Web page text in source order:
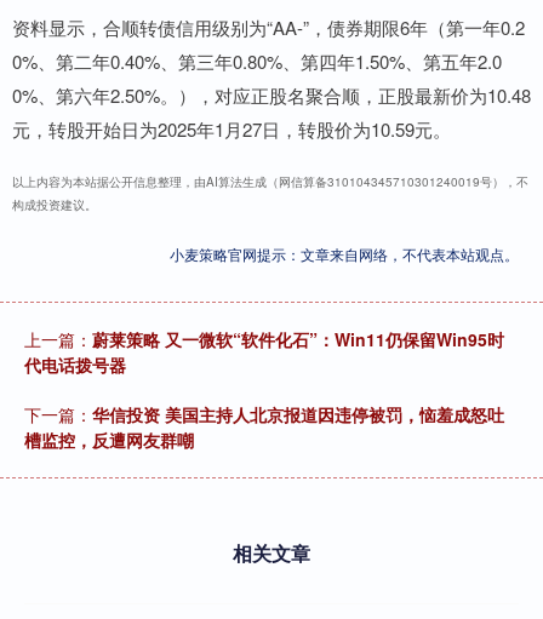
资料显示，合顺转债信用级别为“AA-”，债券期限6年（第一年0.2
0%、第二年0.40%、第三年0.80%、第四年1.50%、第五年2.0
0%、第六年2.50%。），对应正股名聚合顺，正股最新价为10.48
元，转股开始日为2025年1月27日，转股价为10.59元。
以上内容为本站据公开信息整理，由AI算法生成（网信算备310104345710301240019号），不
构成投资建议。
小麦策略官网提示：文章来自网络，不代表本站观点。
上一篇： 蔚莱策略 又一微软“软件化石”：Win11仍保留Win95时
代电话拨号器
下一篇： 华信投资 美国主持人北京报道因违停被罚，恼羞成怒吐
槽监控，反遭网友群嘲
相关文章